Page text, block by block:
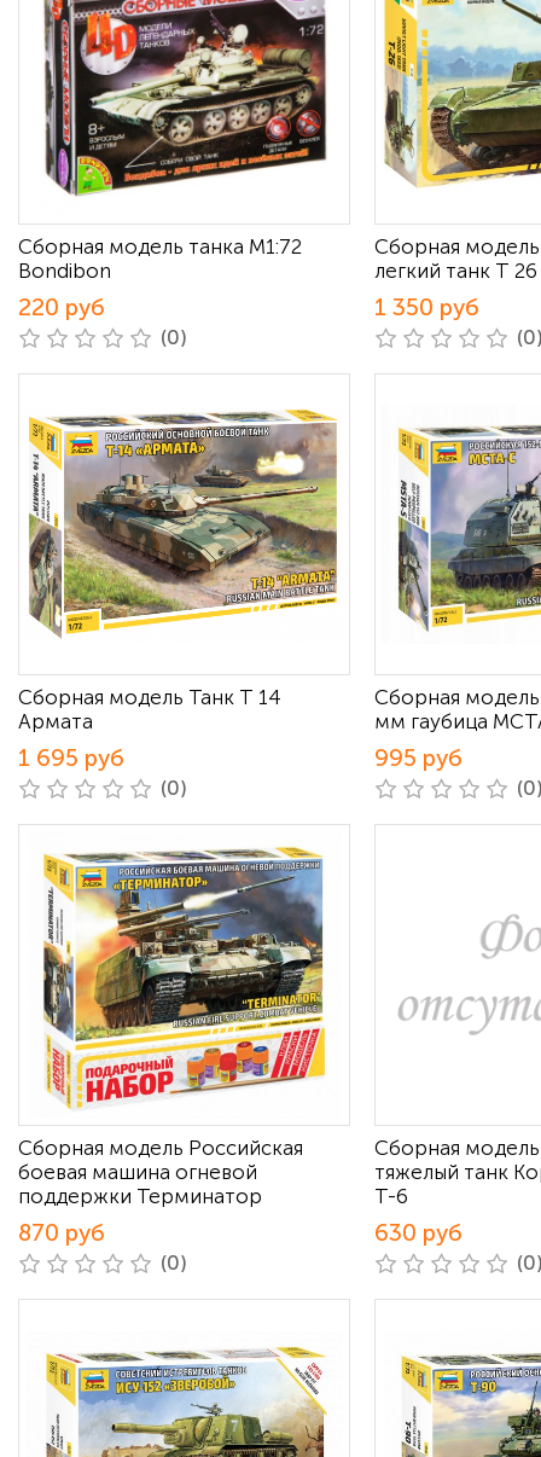
Сборная модель танка М1:72
Bondibon
220 руб
(0)
Сборная
легкий танк Т 26
1 350 руб
Сборная модель Танк Т 14
Армата
1 695 руб
(0)
Сборная модель
мм гаубица
995 руб
Сборная модель Российская
боевая машина огневой
поддержки Терминатор
870 руб
(0)
Сборная
тяжелый танк
Т-6
630 руб